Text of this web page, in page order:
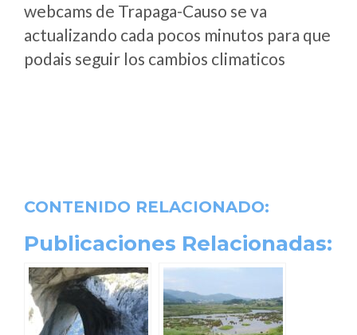
webcams de Trapaga-Causo se va
actualizando cada pocos minutos para que
podais seguir los cambios climaticos
CONTENIDO RELACIONADO:
Publicaciones Relacionadas: